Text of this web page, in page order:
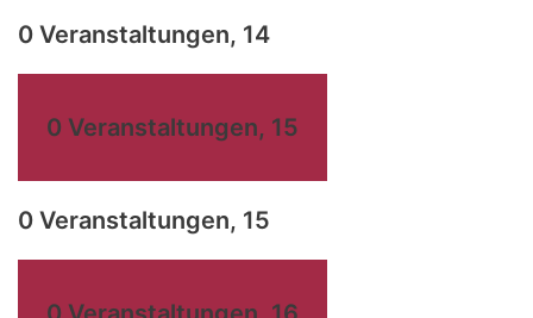
0 Veranstaltungen, 14
0 Veranstaltungen, 15
0 Veranstaltungen, 15